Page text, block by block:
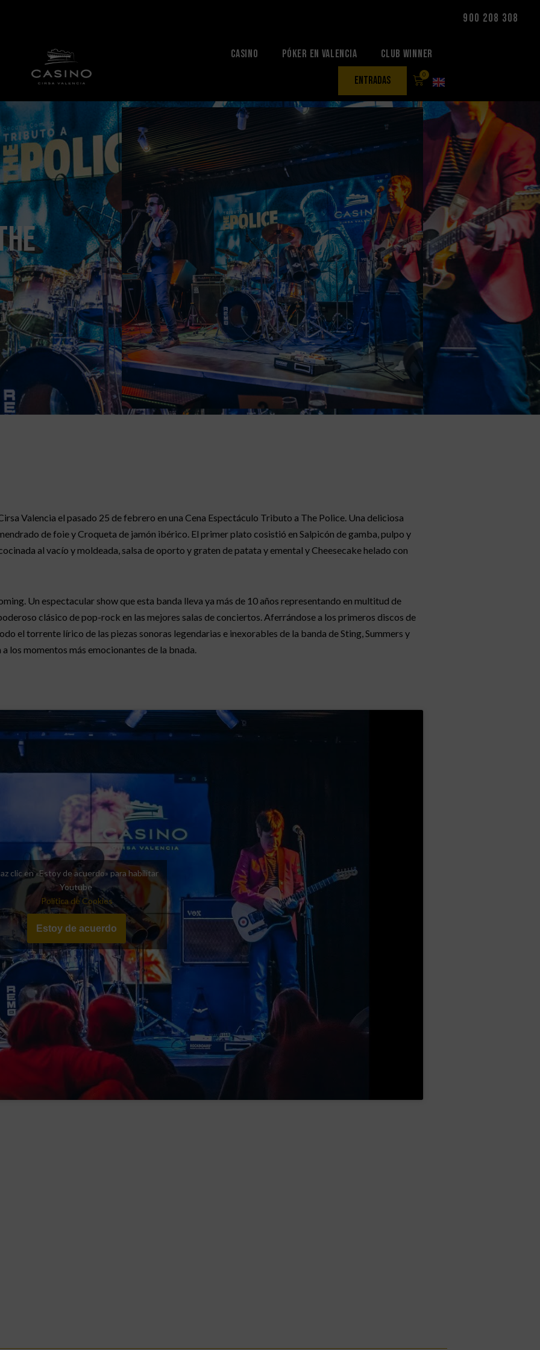
900 208 308
CASINO Póker en Valencia Club Winner
entradas 0
Valencia el pasado 25 de febrero en una Cena Espectáculo Tributo a The Police. Una deliciosa
de foie y Croqueta de jamón ibérico. El primer plato cosistió en Salpicón de gamba, pulpo y
al vacío y moldeada, salsa de oporto y graten de patata y emental y Cheesecake helado con
Un espectacular show que esta banda lleva ya más de 10 años representando en multitud de
clásico de pop-rock en las mejores salas de conciertos. Aferrándose a los primeros discos de
el torrente lírico de las piezas sonoras legendarias e inexorables de la banda de Sting, Summers y
los momentos más emocionantes de la bnada.
clic en «Estoy de acuerdo» para habilitar
Youtube
Política de Cookies
Estoy de acuerdo